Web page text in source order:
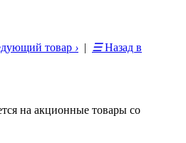
товар › | ☰Назад в
на акционные товары со